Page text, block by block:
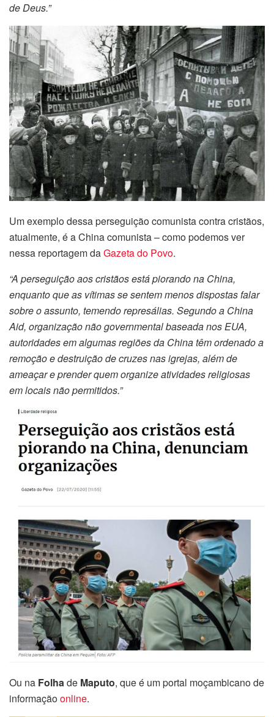
de Deus.”
Um exemplo dessa perseguição comunista contra cristãos,
atualmente, é a China comunista – como podemos ver
nessa reportagem daGazeta do Povo.
“A perseguição aos cristãos está piorando na China,
enquanto que as vítimas se sentem menos dispostas falar
sobre o assunto, temendo represálias. Segundo a China
Aid, organização não governmental baseada nos EUA,
autoridades em algumas regiões da China têm ordenado a
remoção e destruição de cruzes nas igrejas, além de
ameaçar e prender quem organize atividades religiosas
em locais não permitidos.”
Ou na Folhade Maputo, que é um portal moçambicano de
informaçãoonline.